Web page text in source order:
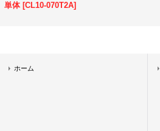
単体 [CL10-070T2A]
ホーム